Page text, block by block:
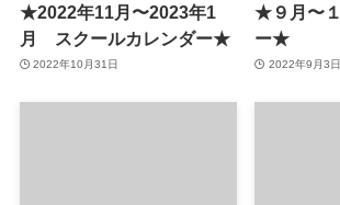
★2022年11月〜2023年1
月 スクールカレンダー★
2022年10月31日
★９月〜
ー★
2022年9月3日